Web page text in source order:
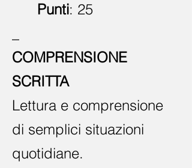
Punti: 25
COMPRENSIONE
SCRITTA
Lettura e comprensione
di semplici situazioni
quotidiane.